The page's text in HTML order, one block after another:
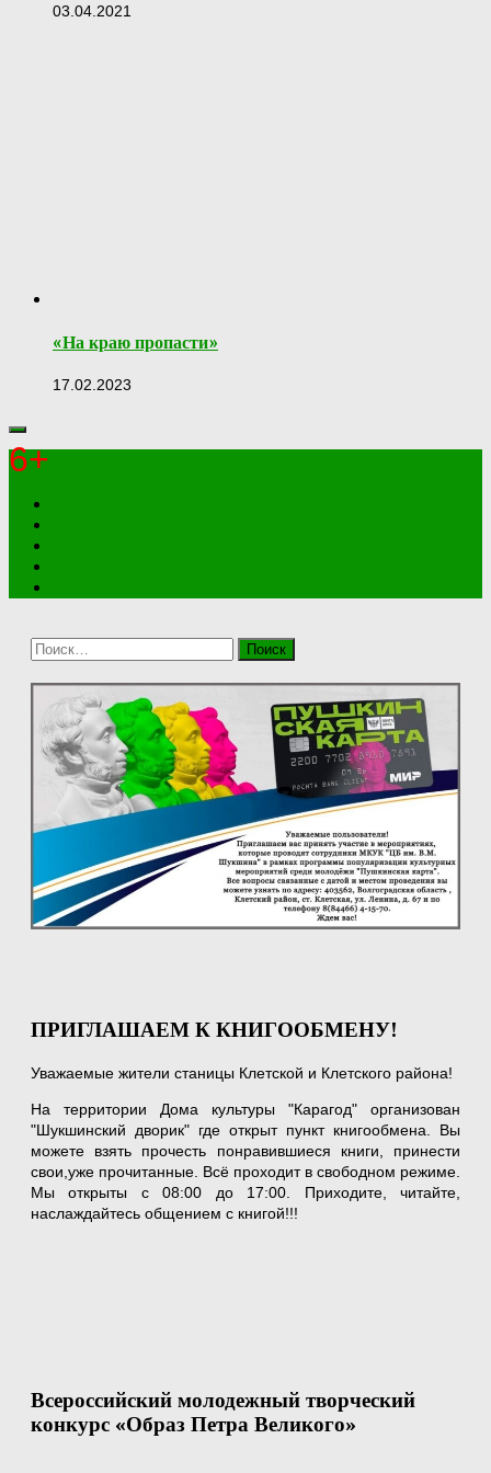
03.04.2021
«На краю пропасти»
17.02.2023
6+
Найти:
ПРИГЛАШАЕМ К КНИГООБМЕНУ!
Уважаемые жители станицы Клетской и Клетского района!
На территории Дома культуры "Карагод" организован
"Шукшинский дворик" где открыт пункт книгообмена. Вы
можете взять прочесть понравившиеся книги, принести
свои,уже прочитанные. Всё проходит в свободном режиме.
Мы открыты с 08:00 до 17:00. Приходите, читайте,
наслаждайтесь общением с книгой!!!
Всероссийский молодежный творческий
конкурс «Образ Петра Великого»